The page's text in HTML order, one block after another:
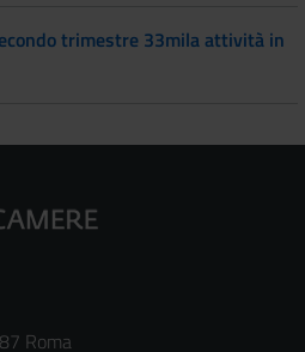
trimestre 33mila attività in
Roma